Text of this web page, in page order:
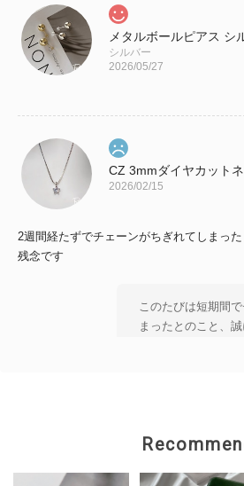
メタルボールピアス シ
シルバー
2026/05/27
CZ 3mmダイヤカット
2026/02/15
2週間経たずでチェーンがちぎれてしまっ
残念です
このたびは短期間
まったとのこと、
がショップのお問